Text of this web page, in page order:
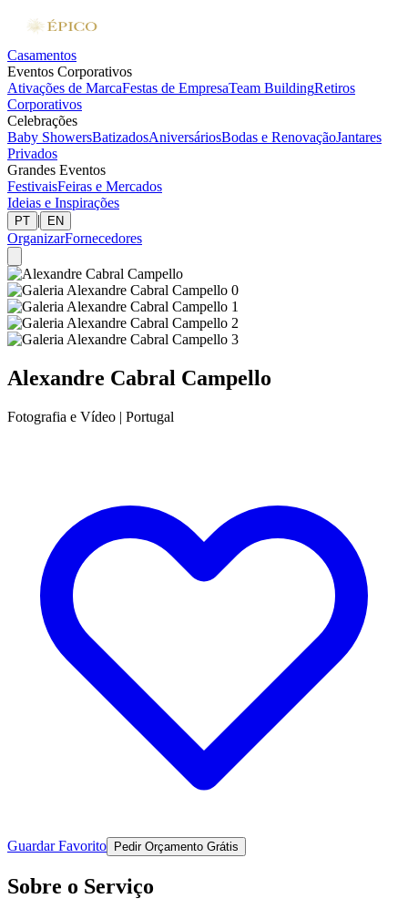
Casamentos
Eventos Corporativos
Ativações de MarcaFestas de EmpresaTeam BuildingRetiros
Corporativos
Celebrações
Baby ShowersBatizadosAniversáriosBodas e RenovaçãoJantares
Privados
Grandes Eventos
FestivaisFeiras e Mercados
Ideias e Inspirações
PT | EN
OrganizarFornecedores
Alexandre Cabral Campello
Fotografia e Vídeo | Portugal
Guardar Favorito Pedir Orçamento Grátis
Sobre o Serviço